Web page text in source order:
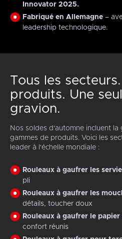
Innovator 2025.
Fabriqué en Allemagne –
leadership technologique.
Tous les
produits. Une
gravion.
Nos soldes d'automne incluent
gammes de produits. Voici les
leader à l'échelle mondiale :
Rouleaux à gaufrer les
pli
Rouleaux à gaufrer les
détails, toucher doux
Rouleaux à gaufrer le
confort réunis